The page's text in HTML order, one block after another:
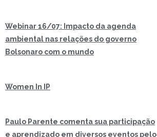
Webinar 16/07: Impacto da agenda
ambiental nas relações do governo
Bolsonaro com o mundo
Women In IP
Paulo Parente comenta sua participação
e aprendizado em diversos eventos pelo